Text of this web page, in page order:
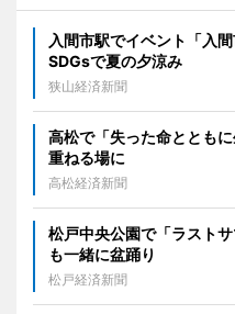
入間市駅でイベント「入
SDGsで夏の夕涼み
狭山経済新聞
高松で「失った命ととも
重ねる場に
高松経済新聞
松戸中央公園で「ラスト
も一緒に盆踊り
松戸経済新聞